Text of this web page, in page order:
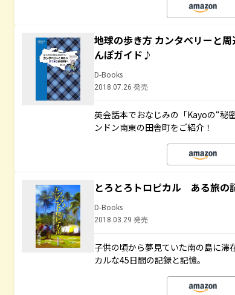
地球の歩き方 カンタベリーと
んぽガイド♪
D-Books
2018.07.26 発売
英会話本でおなじみの「Kayoの“秘
ンドン南東の田舎町をご紹介！
とろとろトロピカル ある旅
D-Books
2018.03.29 発売
子供の頃から夢見ていた南の島に滞
カルな45日間の記録と記憶。